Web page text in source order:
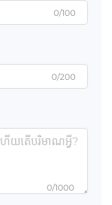
0/100
0/200
0/1000